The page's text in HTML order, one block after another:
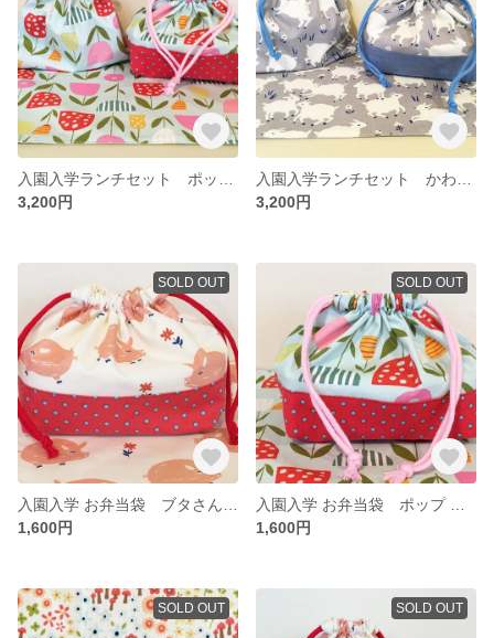
3,200円
3,200円
SOLD OUT
1,600円
SOLD OUT
1,600円
SOLD OUT SOLD OUT